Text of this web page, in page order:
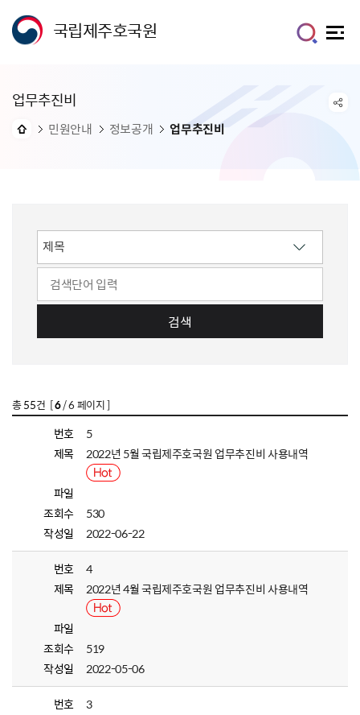
국립제주호국원
업무추진비
민원안내 정보공개 업무추진비
검색
총55건 [6/ 6 페이지 ]
번호
5
제목
2022년 5월 국립제주호국원 업무추진비 사용내역
파일
조회수
530
작성일
2022-06-22
번호
4
제목
2022년 4월 국립제주호국원 업무추진비 사용내역
파일
조회수
519
작성일
2022-05-06
번호
3